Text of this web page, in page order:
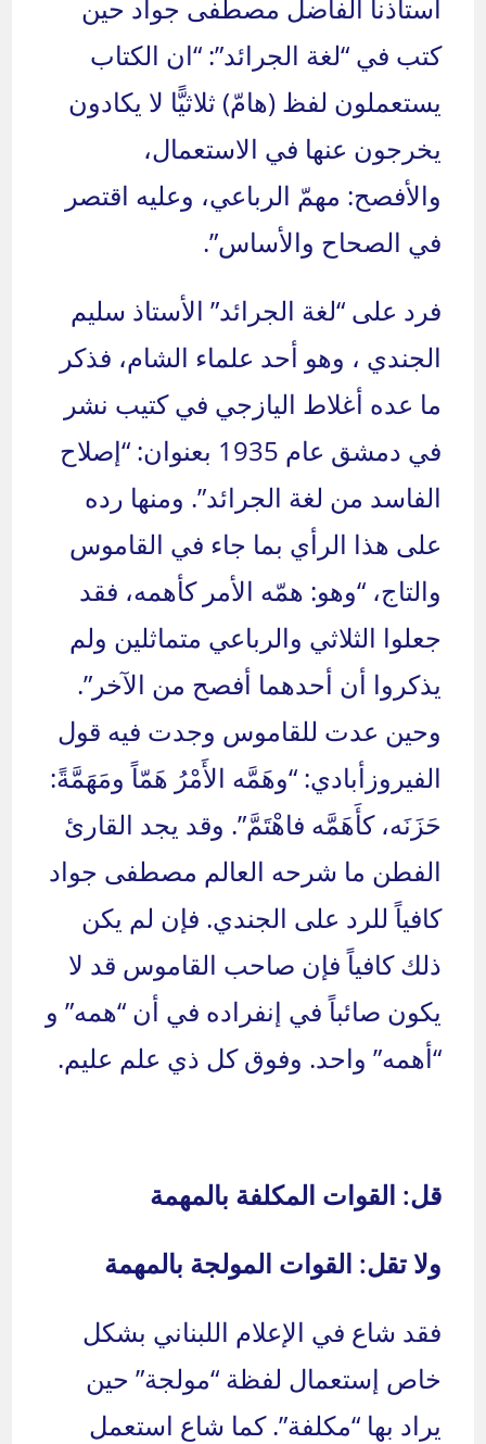
أستاذنا الفاضل مصطفى جواد حين
كتب في “لغة الجرائد”: “ان الكتاب
يستعملون لفظ (هامّ) ثلاثيًّا لا يكادون
يخرجون عنها في الاستعمال،
والأفصح: مهمّ الرباعي، وعليه اقتصر
في الصحاح والأساس”.
فرد على “لغة الجرائد” الأستاذ سليم
الجندي ، وهو أحد علماء الشام، فذكر
ما عده أغلاط اليازجي في كتيب نشر
في دمشق عام 1935 بعنوان: “إصلاح
الفاسد من لغة الجرائد”. ومنها رده
على هذا الرأي بما جاء في القاموس
والتاج، “وهو: همّه الأمر كأهمه، فقد
جعلوا الثلاثي والرباعي متماثلين ولم
يذكروا أن أحدهما أفصح من الآخر”.
وحين عدت للقاموس وجدت فيه قول
الفيروزأبادي:“وهَمَّه الأَمْرُ هَمّاً ومَهَمَّةً:
حَزَنَه، كأَهَمَّه فاهْتَمَّ”. وقد يجد القارئ
الفطن ما شرحه العالم مصطفى جواد
كافياً للرد على الجندي. فإن لم يكن
ذلك كافياً فإن صاحب القاموس قد لا
يكون صائباً في إنفراده في أن “همه” و
“أهمه” واحد. وفوق كل ذي علم عليم.
قل: القوات المكلفة بالمهمة
ولا تقل: القوات المولجة بالمهمة
فقد شاع في الإعلام اللبناني بشكل
خاص إستعمال لفظة “مولجة” حين
يراد بها “مكلفة”. كما شاع استعمل